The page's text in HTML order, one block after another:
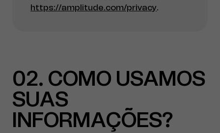
https://amplitude.com/privacy.
02 COMO USAMOS
SUAS
INFORMAÇÕES?